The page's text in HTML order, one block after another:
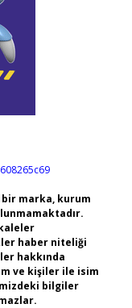
marka, kurum
haber niteliği
hakkında
ve kişiler ile isim
bilgiler